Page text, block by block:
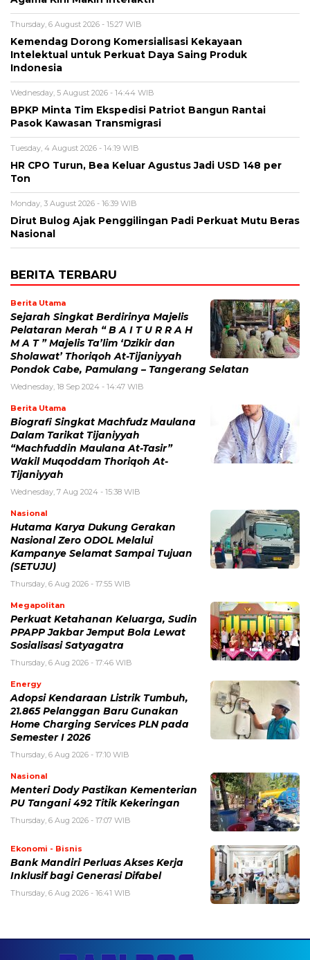
Thursday, 6 August 2026 - 15:27 WIB
Kemendag Dorong Komersialisasi Kekayaan
Intelektual untuk Perkuat Daya Saing Produk
Indonesia
Wednesday, 5 August 2026 - 14:44 WIB
BPKP Minta Tim Ekspedisi Patriot Bangun Rantai
Pasok Kawasan Transmigrasi
Tuesday, 4 August 2026 - 14:19 WIB
HR CPO Turun, Bea Keluar Agustus Jadi USD 148 per
Ton
Monday, 3 August 2026 - 16:39 WIB
Dirut Bulog Ajak Penggilingan Padi Perkuat Mutu Beras
Nasional
BERITA TERBARU
Berita Utama
Sejarah Singkat Berdirinya Majelis
Pelataran Merah “ B A I T U R R A H
M A T ” Majelis Ta’lim ‘Dzikir dan
Sholawat’ Thoriqoh At-Tijaniyyah
Pondok Cabe, Pamulang – Tangerang Selatan
Wednesday, 18 Sep 2024 - 14:47 WIB
Berita Utama
Biografi Singkat Machfudz Maulana
Dalam Tarikat Tijaniyyah
“Machfuddin Maulana At-Tasir”
Wakil Muqoddam Thoriqoh At-
Tijaniyyah
Wednesday, 7 Aug 2024 - 15:38 WIB
Nasional
Hutama Karya Dukung Gerakan
Nasional Zero ODOL Melalui
Kampanye Selamat Sampai Tujuan
(SETUJU)
Thursday, 6 Aug 2026 - 17:55 WIB
Megapolitan
Perkuat Ketahanan Keluarga, Sudin
PPAPP Jakbar Jemput Bola Lewat
Sosialisasi Satyagatra
Thursday, 6 Aug 2026 - 17:46 WIB
Energy
Adopsi Kendaraan Listrik Tumbuh,
21.865 Pelanggan Baru Gunakan
Home Charging Services PLN pada
Semester I 2026
Thursday, 6 Aug 2026 - 17:10 WIB
Nasional
Menteri Dody Pastikan Kementerian
PU Tangani 492 Titik Kekeringan
Thursday, 6 Aug 2026 - 17:07 WIB
Ekonomi - Bisnis
Bank Mandiri Perluas Akses Kerja
Inklusif bagi Generasi Difabel
Thursday, 6 Aug 2026 - 16:41 WIB